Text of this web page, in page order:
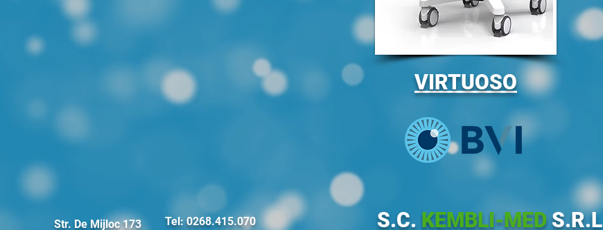
VIRTUOSO
Str. De Mijloc 173
Tel: 0268.415.070
S.C. KEMBLI-MED S.R.L